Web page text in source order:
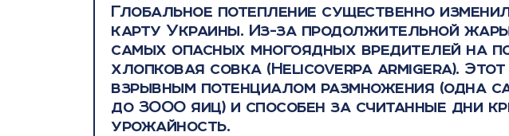
Глобальное потепление существенно
карту Украины. Из-за продолжительной
самых опасных многоядных вредителей на
хлопковая совка (Helicoverpa armigera).
взрывным потенциалом размножения (одна
до 3000 яиц) и способен за считанные дни
урожайность.